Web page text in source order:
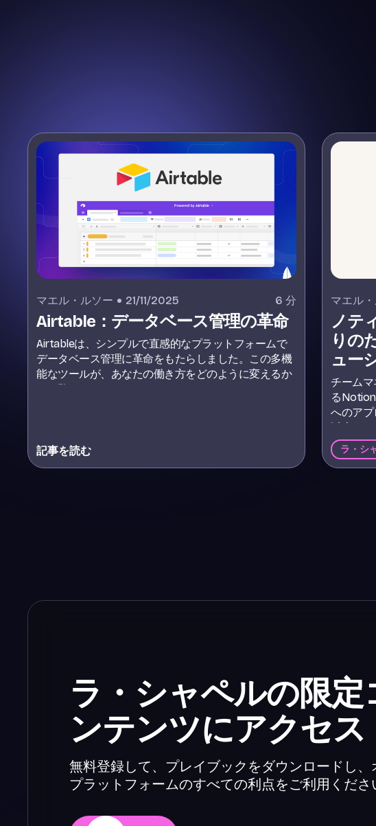
マエル・ルソー 21/11/2025 6 分
Airtable：データベース管理の革命
Airtableは、シンプルで直感的なプラットフォームで
データベース管理に革命をもたらしました。この多機
能なツールが、あなたの働き方をどのように変えるか
をご覧ください。
記事を読む
マエル
ノテ
りの
ュー
チーム
る
へのア
以上の
新的なチ
ラ・シ
ラ・シャペルの限定
ンテンツにアクセス
無料登録して、プレイブックをダウンロードし、
プラットフォームのすべての利点をご利用くださ